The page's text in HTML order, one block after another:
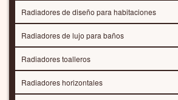
Radiadores de diseño para habitaciones
Radiadores de lujo para baños
Radiadores toalleros
Radiadores horizontales